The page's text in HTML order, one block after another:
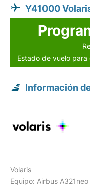
Y41000
Estado de vuelo
Información
Volaris
Equipo: Airbus A321neo